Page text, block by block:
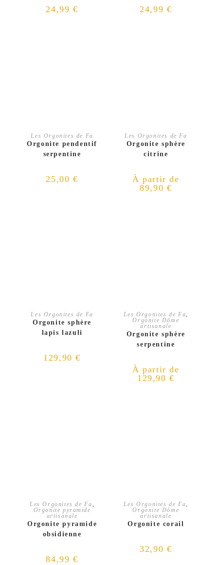
24,99€ 24,99 €
CHOIX DES OPTIONS
Les Orgonites de Fa
Orgonite pendentif
serpentine
25,00€
CHOIX DES OPTIONS
Les Orgonites de Fa
Orgonite sphère
citrine
À partir de
89,90 €
AJOUTER AU PANIER
Les Orgonites de Fa
Orgonite sphère
lapis lazuli
129,90€
CHOIX DES OPTIONS
Les Orgonites de Fa
Orgonite Dôme
artisanale
Orgonite sphère
serpentine
À partir de
129,90€
AJOUTER AU PANIER
Les Orgonites de Fa,
Orgonite pyramide
artisanale
Orgonite pyramide
obsidienne
84,99€
AJOUTER AU PANIER
Les Orgonites de Fa,
Orgonite Dôme
artisanale
Orgonite corail
32,90 €